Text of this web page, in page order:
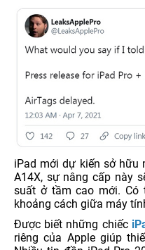
iPad mới dự kiến sở hữu
A14X, sự nâng cấp này
suất ở tầm cao mới. Có
khoảng cách giữa máy
Được biết những chiếc
riêng của Apple giúp